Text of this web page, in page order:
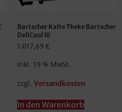
Bartscher Kalte Theke Bartscher
DeliCool III
1.017,69 €
inkl. 19 % MwSt.
zzgl. Versandkosten
In den Warenkorb